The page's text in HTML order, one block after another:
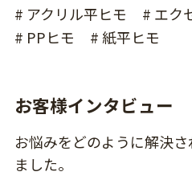
# アクリル平ヒモ
# エク
# PPヒモ
# 紙平ヒモ
お客様インタビュー
お悩みをどのように解決
ました。